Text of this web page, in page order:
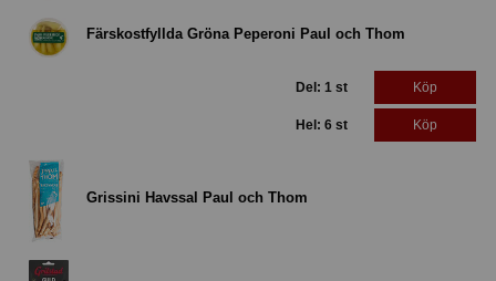
Färskostfyllda Gröna Peperoni Paul och Thom
Del: 1 st Köp
Hel: 6 st Köp
Grissini Havssal Paul och Thom